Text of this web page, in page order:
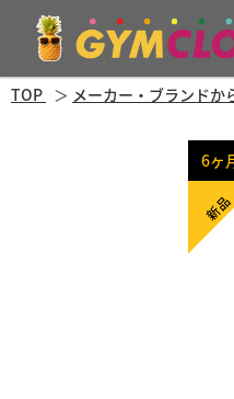
TOP メーカー・ブランドか
6ヶ
新品